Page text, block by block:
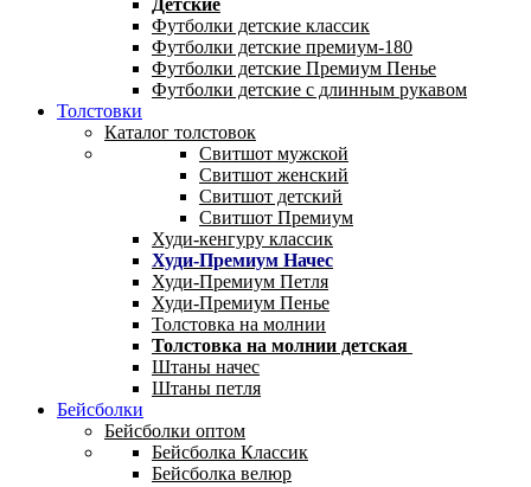
Футболки детские классик
Футболки детские премиум-180
Футболки детские Премиум Пенье
Футболки детские с длинным рукавом
Толстовки
Каталог толстовок
Свитшот мужской
Свитшот женский
Свитшот детский
Свитшот Премиум
Худи-кенгуру классик
Худи-Премиум Начес
Худи-Премиум Петля
Худи-Премиум Пенье
Толстовка на молнии
Толстовка на молнии детская
Штаны начес
Штаны петля
Бейсболки
Бейсболки оптом
Бейсболка Классик
Бейсболка велюр